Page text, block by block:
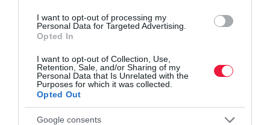
I want to opt-out of processing my
Personal Data for Targeted Advertising.
Opted In
I want to opt-out of Collection, Use,
Retention, Sale, and/or Sharing of my
Personal Data that Is Unrelated with the
Purposes for which it was collected.
Opted Out
Google consents